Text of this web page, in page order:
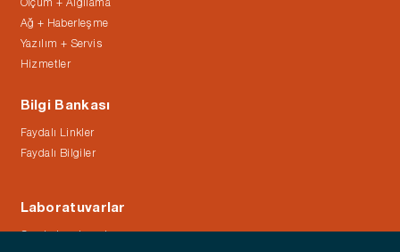
Ağ + Haberleşme
Yazılım + Servis
Hizmetler
Bilgi Bankası
Faydalı Linkler
Faydalı Bilgiler
Laboratuvarlar
Gaz Laboratuvarlarımız